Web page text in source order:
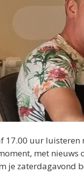
17.00 uur
met nieuws
je zaterdagavond